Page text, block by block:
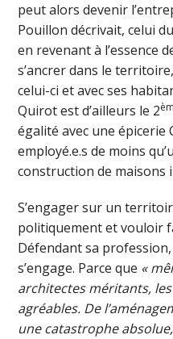
peut alors devenir
Pouillon décrivait, celui
en revenant à l’essence
s’ancrer dans le
celui-ci et avec ses
Quirot est d’ailleurs le 2
égalité avec une épicerie
employé.e.s de moins
construction de maisons
S’engager sur un
politiquement et vouloir
Défendant sa
s’engage. Parce que «
architectes méritants,
agréables. De
une catastrophe